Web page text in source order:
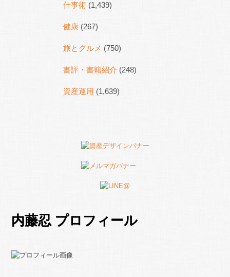
仕事術(1,439)
健康(267)
旅とグルメ (750)
書評・書籍紹介 (248)
資産運用 (1,639)
内藤忍 プロフィール